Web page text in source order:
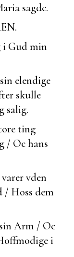
sagde.
i Gud min
elendige
skulle
salig.
ting
/ Oc hans
vden
/ Hoss dem
Arm / Oc
i